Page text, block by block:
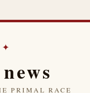
PRIMAL RACE